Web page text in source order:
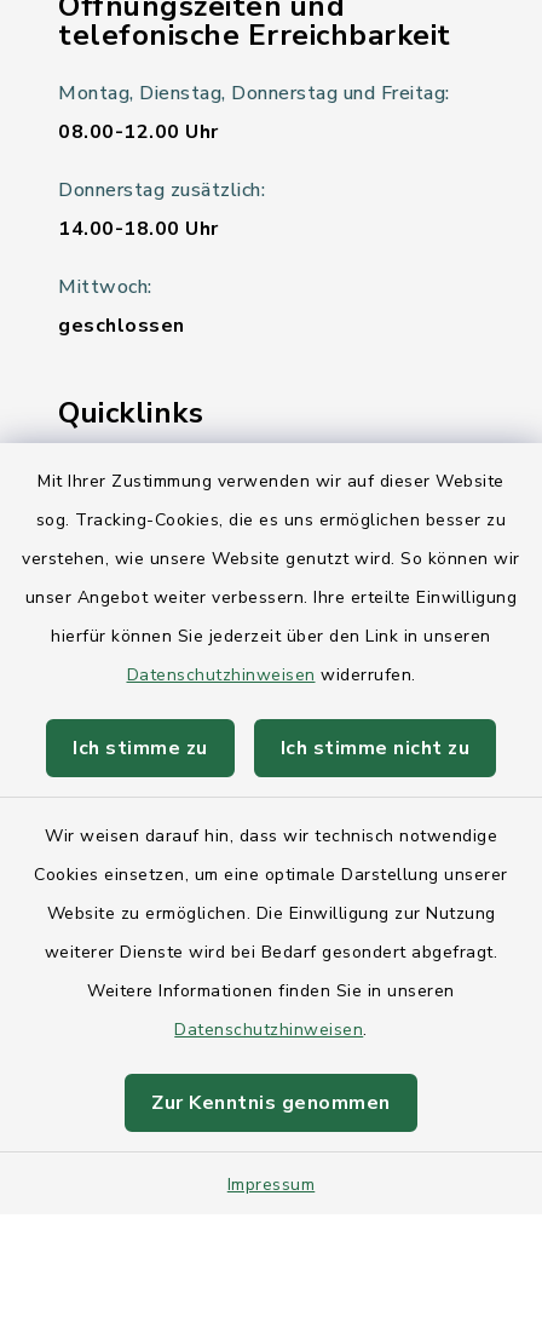
Mit Ihrer Zustimmung verwenden wir auf dieser Website
sog. Tracking-Cookies, die es uns ermöglichen besser zu
verstehen, wie unsere Website genutzt wird. So können wir
unser Angebot weiter verbessern. Ihre erteilte Einwilligung
hierfür können Sie jederzeit über den Link in unseren
Datenschutzhinweisen widerrufen.
Ich stimme zu Ich stimme nicht zu
Wir weisen darauf hin, dass wir technisch notwendige
Cookies einsetzen, um eine optimale Darstellung unserer
Website zu ermöglichen. Die Einwilligung zur Nutzung
weiterer Dienste wird bei Bedarf gesondert abgefragt.
Weitere Informationen finden Sie in unseren
Datenschutzhinweisen.
Zur Kenntnis genommen
Impressum
telefonische Erreichbarkeit
Montag, Dienstag, Donnerstag und Freitag:
08.00-12.00 Uhr
Donnerstag zusätzlich:
14.00-18.00 Uhr
Mittwoch:
geschlossen
Quicklinks
Ihre Behördennummer 115
Landesregierung Schleswig-Holstein
AktivRegion Mittelholstein
Anfahrt
Datenschutz
Sitemap
Intranet